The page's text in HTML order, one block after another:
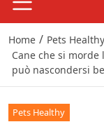
Home / Pets Healthy
Cane che si
può nascondersi
Pets Healthy